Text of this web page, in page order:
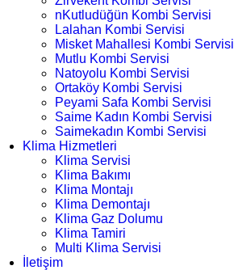
nKutludüğün Kombi Servisi
Lalahan Kombi Servisi
Misket Mahallesi Kombi Servisi
Mutlu Kombi Servisi
Natoyolu Kombi Servisi
Ortaköy Kombi Servisi
Peyami Safa Kombi Servisi
Saime Kadın Kombi Servisi
Saimekadın Kombi Servisi
Klima Hizmetleri
Klima Servisi
Klima Bakımı
Klima Montajı
Klima Demontajı
Klima Gaz Dolumu
Klima Tamiri
Multi Klima Servisi
İletişim